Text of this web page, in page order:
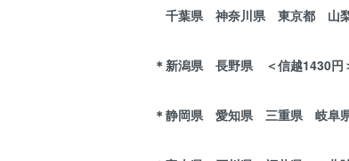
千葉県 神奈川県 東京都 山
＊新潟県 長野県 ＜信越1430円
＊静岡県 愛知県 三重県 岐阜